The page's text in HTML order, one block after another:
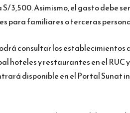
3,500. Asimismo, el gasto debe
para familiares o terceras
consultar los
hoteles y restaurantes en el RUC
disponible en el Portal Sunat